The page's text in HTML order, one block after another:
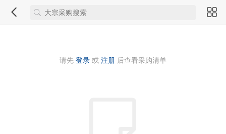
请先 登录 或 注册 后查看采购清单